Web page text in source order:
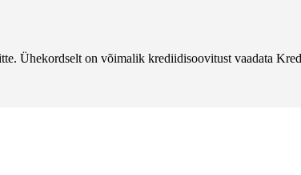
Ühekordselt on võimalik krediidisoovitust vaadata